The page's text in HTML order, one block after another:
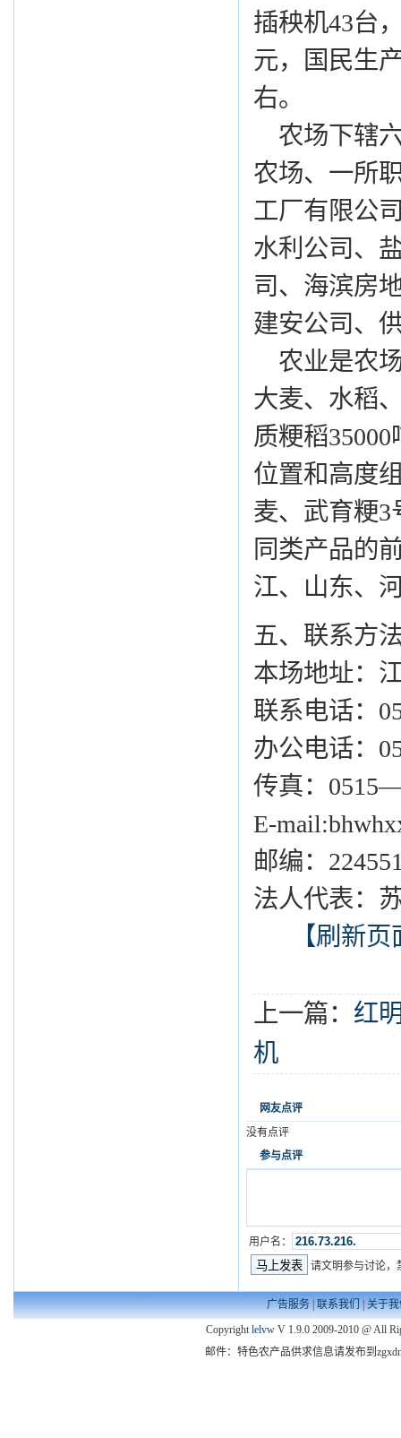
插秧机43台
元，国民生
右。
农场下辖
农场、一所
工厂有限公
水利公司、
司、海滨房
建安公司、
农业是农
大麦、水稻
质粳稻
位置和高度
麦、武育粳
同类产品的
江、山东、
五、联系方
本场地址：
联系电话：
办公电话：
传真：
E-
邮编：
法人代表：
【刷新
上一篇： 红
机
网友点评
没有点评
参与点评
用户名：
请文明参与讨论，
广告服务|联系我们|关于
Copyright lelvwV 1.9.0 2009-2010 @ All
邮件：特色农产品供求信息请发布到